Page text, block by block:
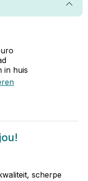
in huis
scherpe